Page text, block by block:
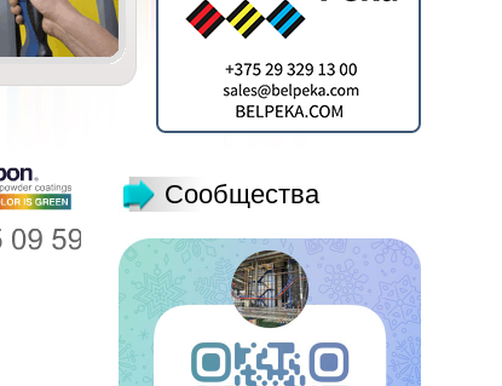
Сообщества